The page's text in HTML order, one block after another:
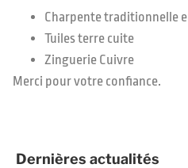
Charpente traditionnelle
Tuiles terre cuite
Zinguerie Cuivre
Merci pour votre confiance.
Dernières actualités